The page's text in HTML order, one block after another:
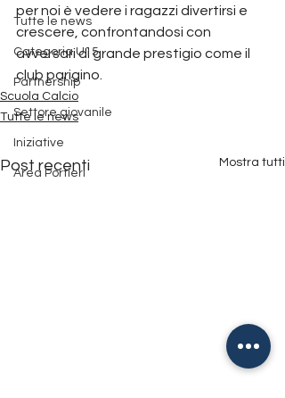
Tutte le news
Categoria U15
Partnership
Settore giovanile
Iniziative
Area Portieri
per noi è vedere i ragazzi divertirsi e
crescere, confrontandosi con
avversari di grande prestigio come il
club parigino.
Scuola Calcio
Tutte le news
Post recenti Mostra tutti